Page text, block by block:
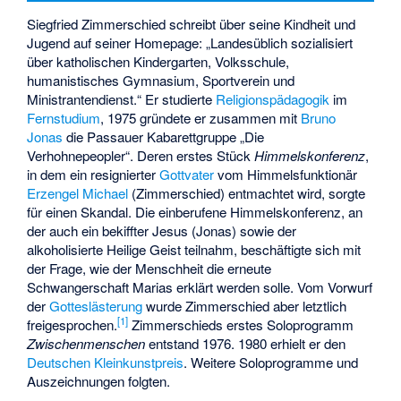
Siegfried Zimmerschied schreibt über seine Kindheit und
Jugend auf seiner Homepage: „Landesüblich sozialisiert
über katholischen Kindergarten, Volksschule,
humanistisches Gymnasium, Sportverein und
Ministrantendienst.“ Er studierte Religionspädagogik im
Fernstudium, 1975 gründete er zusammen mit Bruno
Jonas die Passauer Kabarettgruppe „Die
Verhohnepeopler“. Deren erstes StückHimmelskonferenz,
in dem ein resignierterGottvatervom Himmelsfunktionär
Erzengel Michael (Zimmerschied) entmachtet wird, sorgte
für einen Skandal. Die einberufene Himmelskonferenz, an
der auch ein bekiffter Jesus (Jonas) sowie der
alkoholisierte Heilige Geist teilnahm, beschäftigte sich mit
der Frage, wie der Menschheit die erneute
Schwangerschaft Marias erklärt werden solle. Vom Vorwurf
derGotteslästerungwurde Zimmerschied aber letztlich
freigesprochen.[1] Zimmerschieds erstes Soloprogramm
Zwischenmenschenentstand 1976. 1980 erhielt er den
Deutschen Kleinkunstpreis. Weitere Soloprogramme und
Auszeichnungen folgten.